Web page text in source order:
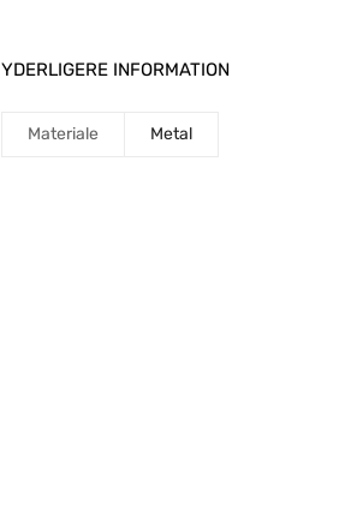
YDERLIGERE INFORMATION
Materiale Metal